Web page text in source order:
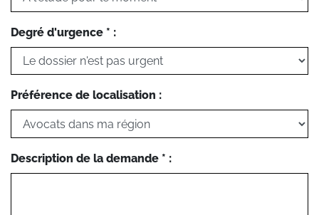
Degré d'urgence * :
Préférence de localisation :
Description de la demande * :